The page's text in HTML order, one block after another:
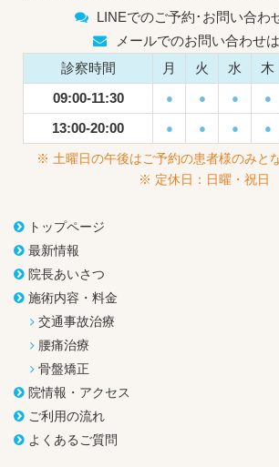
LINEでのご予約･お問い合わ
メールでのお問い合わせ
診察時間
月 火 水 木
09:00-11:30
● ● ● ●
13:00-20:00 ● ● ● ●
※ 土曜日の午後はご予約の患者様のみと
※ 定休日：日曜・祝日
トップページ
最新情報
院長あいさつ
施術内容・料金
交通事故治療
腰痛治療
骨盤矯正
院情報・アクセス
ご利用の流れ
よくあるご質問